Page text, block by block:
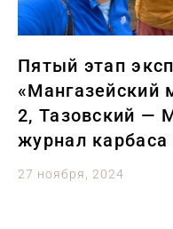
Пятый этап
«Мангазейский
2, Тазовский —
журнал карбаса
27 ноября, 2024